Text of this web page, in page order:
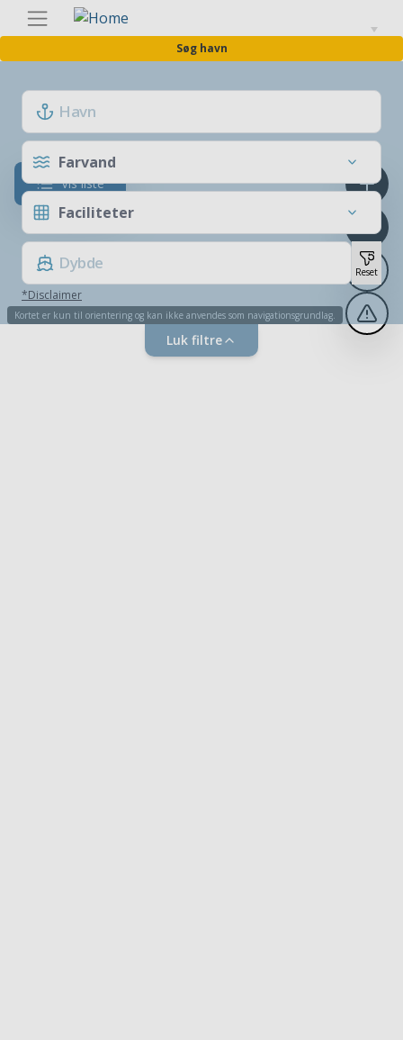
til
hovedindhold
Søg havn
Kortet er kun til orientering og kan ikke anvendes som navigationsgrundlag.
Vis liste
Farvand
Faciliteter
*Disclaimer
Reset
Luk filtre